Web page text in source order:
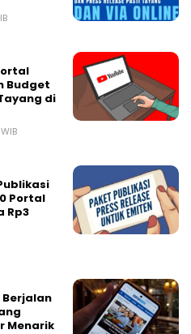
Budget
di
Publikasi
Portal
Rp3
Berjalan
Menarik